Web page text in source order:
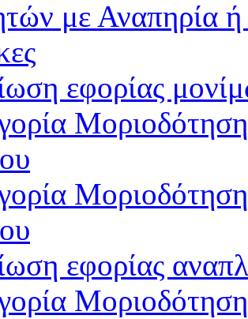
με Αναπηρία ή /
εφορίας
εφορίας